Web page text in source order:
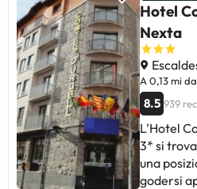
Hotel
Nexta
A 0,13 mi
8.5 939
L'Hotel
3* si
una
godersi